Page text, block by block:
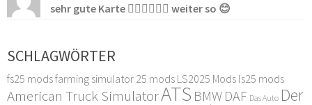
sehr gute Karte 👍🏻👍🏻👍🏻 weiter so 😊
SCHLAGWÖRTER
fs25 modsfarming simulator 25 mods LS2025 Mods ls25 mods
American Truck SimulatorATS BMW DAF Das Auto Der